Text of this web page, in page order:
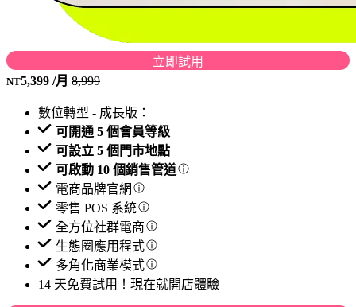
立即試用
NT5,399 /月 8,999
數位轉型 - 成長版：
可開通 5 個會員等級
可設立 5 個門市地點
可啟動 10 個銷售管道
電商品牌官網
零售 POS 系統
全方位社群電商
生態圈應用程式
多角化商業模式
14 天免費試用！現在就開店體驗